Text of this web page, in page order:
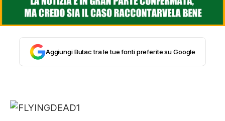
INTRATTENIMENTO
COMPLOTTI, LEGGENDE URBANE ED
EDITORIALI
Aggiungi Butac tra le tue fonti preferite su Google